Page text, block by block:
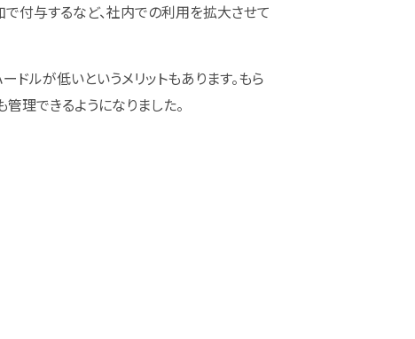
付与するなど、社内での利用を拡大させて
ドルが低いというメリットもあります。もら
理できるようになりました。